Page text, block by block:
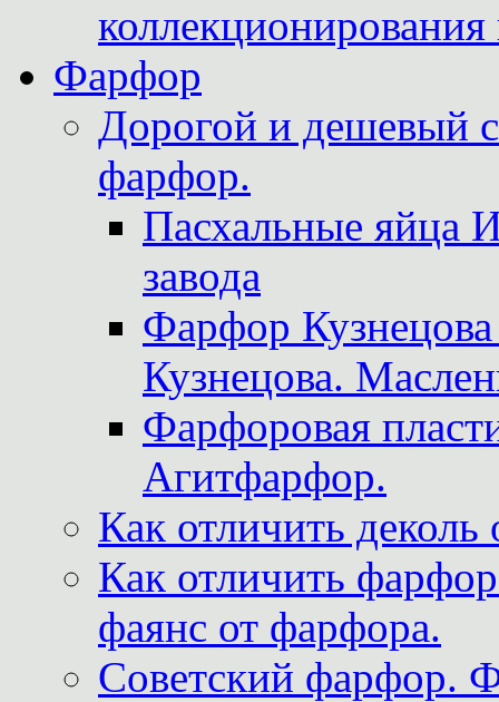
Фарфор
Дорогой и дешевый
фарфор.
Пасхальные яйца
завода
Фарфор
Кузнецова.
Фарфоровая
Агитфарфор.
Как отличить
Как отличить
фаянс от фарфора.
Советский фарфор.